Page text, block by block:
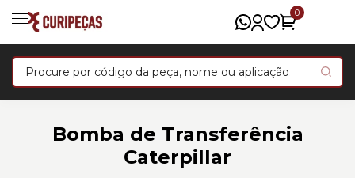
0
Bomba de Transferência
Caterpillar